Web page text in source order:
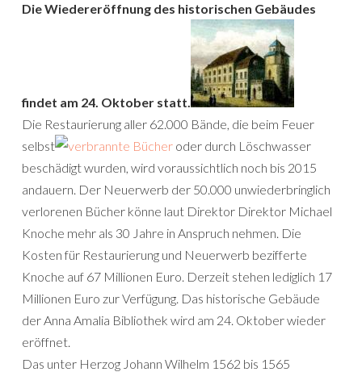
Die Wiedereröffnung des historischen Gebäudes
findet am 24. Oktober statt.
Die Restaurierung aller 62.000 Bände, die beim Feuer
selbst
oder durch Löschwasser
beschädigt wurden, wird voraussichtlich noch bis 2015
andauern. Der Neuerwerb der 50.000 unwiederbringlich
verlorenen Bücher könne laut Direktor Direktor Michael
Knoche mehr als 30 Jahre in Anspruch nehmen. Die
Kosten für Restaurierung und Neuerwerb bezifferte
Knoche auf 67 Millionen Euro. Derzeit stehen lediglich 17
Millionen Euro zur Verfügung. Das historische Gebäude
der Anna Amalia Bibliothek wird am 24. Oktober wieder
eröffnet.
Das unter Herzog Johann Wilhelm 1562 bis 1565